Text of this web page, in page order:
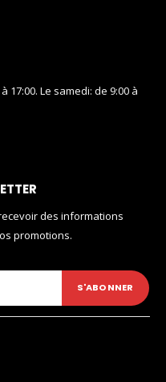
17:00. Le samedi: de 9:00 à
des informations
promotions.